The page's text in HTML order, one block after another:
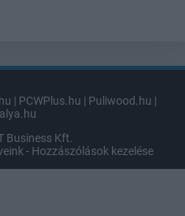
| PCWPlus.hu | Puliwood.hu |
Business Kft.
- Hozzászólások kezelése